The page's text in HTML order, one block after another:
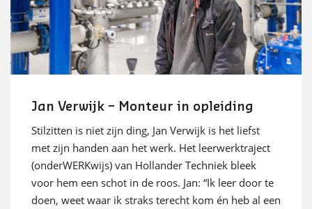
Jan Verwijk – Monteur in opleiding
Stilzitten is niet zijn ding, Jan Verwijk is het liefst
met zijn handen aan het werk. Het leerwerktraject
(onderWERKwijs) van Hollander Techniek bleek
voor hem een schot in de roos. Jan: “Ik leer door te
doen, weet waar ik straks terecht kom én heb al een